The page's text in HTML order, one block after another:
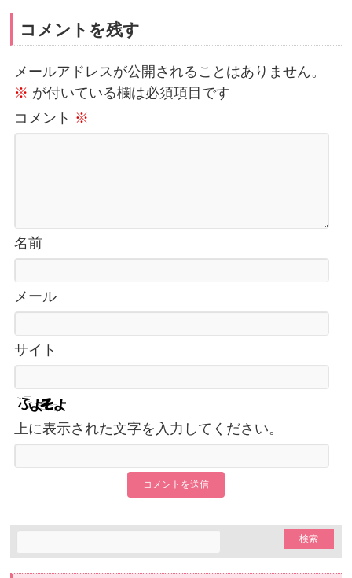
コメントを残す
メールアドレスが公開されることはありません。
※ が付いている欄は必須項目です
コメント ※
名前
メール
サイト
上に表示された文字を入力してください。